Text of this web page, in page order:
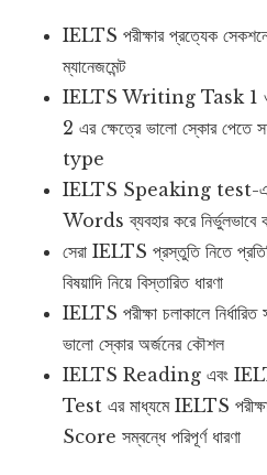
IELTS পরীক্ষার প্রত্যেক
ম্যানেজমেন্ট
IELTS Writing Task
2 এর ক্ষেত্রে ভালো স্কোর
type
IELTS Speaking
Words ব্যবহার করে নির্ভুলভাবে
সেরা IELTS প্রস্তুতি নিতে
বিষয়াদি নিয়ে বিস্তারিত ধারণা
IELTS পরীক্ষা চলাকালে নির্ধারিত
ভালো স্কোর অর্জনের কৌশল
IELTS Reading এবং
Test এর মাধ্যমে IELTS
Score সম্বন্ধে পরিপূর্ণ ধারণা